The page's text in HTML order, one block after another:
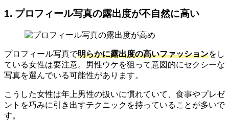
1. プロフィール写真の露出度が不自然に高い
プロフィール写真で明らかに露出度の高いファッションをし
ている女性は要注意。男性ウケを狙って意図的にセクシーな
写真を選んでいる可能性があります。
こうした女性は年上男性の扱いに慣れていて、食事やプレゼ
ントを巧みに引き出すテクニックを持っていることが多いで
す。